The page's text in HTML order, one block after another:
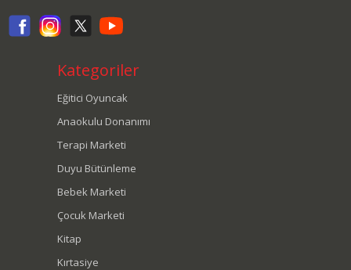
Kategoriler
Eğitici Oyuncak
Anaokulu Donanımı
Terapi Marketi
Duyu Bütünleme
Bebek Marketi
Çocuk Marketi
Kitap
Kırtasiye